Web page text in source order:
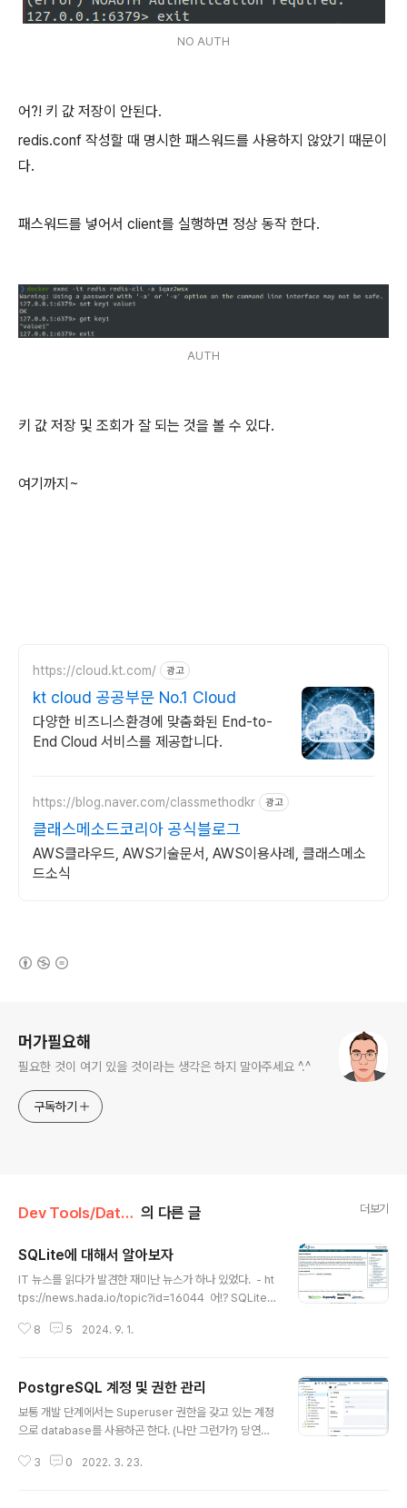
NO AUTH
어?! 키 값 저장이 안된다.
redis.conf 작성할 때 명시한 패스워드를 사용하지 않았기 때문이
다.
패스워드를 넣어서 client를 실행하면 정상 동작 한다.
AUTH
키 값 저장 및 조회가 잘 되는 것을 볼 수 있다.
여기까지~
https://cloud.kt.com/ 광고
kt cloud 공공부문 No.1 Cloud
다양한 비즈니스환경에 맞춤화된 End-to-
End Cloud 서비스를 제공합니다.
https://blog.naver.com/classmethodkr 광고
클래스메소드코리아 공식블로그
AWS클라우드, AWS기술문서, AWS이용사례, 클래스메소
드소식
머가필요해
필요한 것이 여기 있을 것이라는 생각은 하지 말아주세요 ^.^
구독하기
Dev Tools/Database 의 다른 글 더보기
SQLite에 대해서 알아보자
IT 뉴스를 읽다가 발견한 재미난 뉴스가 하나 있었다. - ht
tps://news.hada.io/topic?id=16044 어!? SQLite
Lite에서 발표한 내용이라 믿지 못할 수 있지만, 테스트한
이는 것은read latency 그래프에서 보이는 것처럼 Win1
0과의 비교이다. 빠르다 !!! 하지만, 어디까지나 제한적인
상황에서만 SQLite 사용을 추천하고,대용량이거나 MSA
선택이다. - https://news.hada.io/to..
8 5 2024. 9. 1.
PostgreSQL 계정 및 권한 관리
보통 개발 단계에서는 Superuser 권한을 갖고 있는 계정
으로 database를 사용하곤 한다. (나만 그런가?) 당연히
다. 그러면 적절한 권한을 갖고 있는 개발용 계정을 생성해
3 0 2022. 3. 23.